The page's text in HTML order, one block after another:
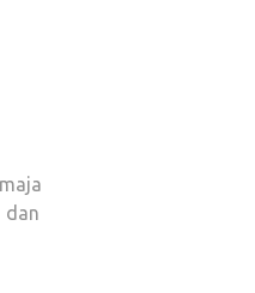
dan